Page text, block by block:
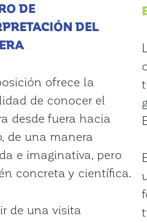
DE
DEL
ofrece la
de conocer el
desde fuera hacia
de una manera
e imaginativa, pero
concreta y científica.
de una visita